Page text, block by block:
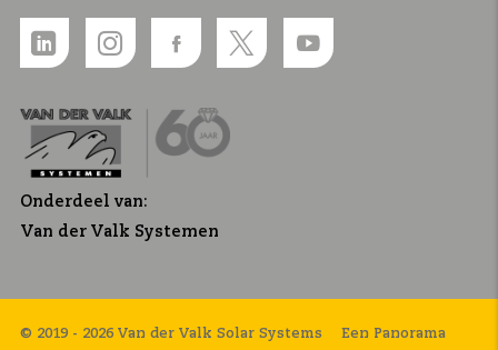
Onderdeel van:
Van der Valk Systemen
© 2019 - 2026 Van der Valk Solar Systems Een Panorama